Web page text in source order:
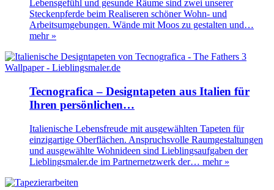
Lebensgefühl und gesunde Räume sind zwei unserer
Steckenpferde beim Realiseren schöner Wohn- und
Arbeitsumgebungen. Wände mit Moos zu gestalten und…
mehr »
Tecnografica – Designtapeten aus Italien für
Ihren persönlichen…
Italienische Lebensfreude mit ausgewählten Tapeten für
einzigartige Oberflächen. Anspruchsvolle Raumgestaltungen
und ausgewählte Wohnideen sind Lieblingsaufgaben der
Lieblingsmaler.de im Partnernetzwerk der… mehr »